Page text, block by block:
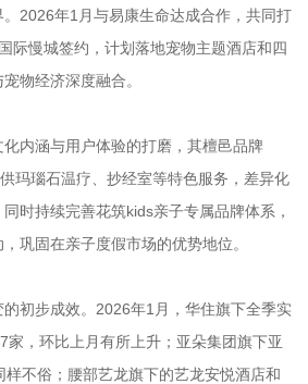
2026年1月与易康生命达成合作，共同打
际慢城签约，计划落地宠物主题酒店和四
物经济深度融合。
内涵与用户体验的打磨，其檀邑品牌
玛瑙石温疗、抄经室等特色服务，差异化
时持续完善花筑kids亲子专属品牌体系，
巩固在亲子度假市场的优势地位。
初步成效。2026年1月，华住旗下全季实
家，环比上月有所上升；亚朵集团旗下亚
不俗；腰部艺龙旗下的艺龙安悦酒店和